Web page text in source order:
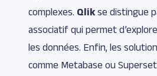
complexes. Qlik se distingue
associatif qui permet
les données. Enfin, les
comme Metabase ou